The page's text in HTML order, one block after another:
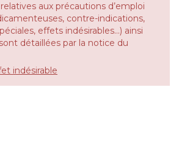
aux précautions d’emploi
contre-indications,
effets indésirables...) ainsi
détaillées par la notice du
indésirable